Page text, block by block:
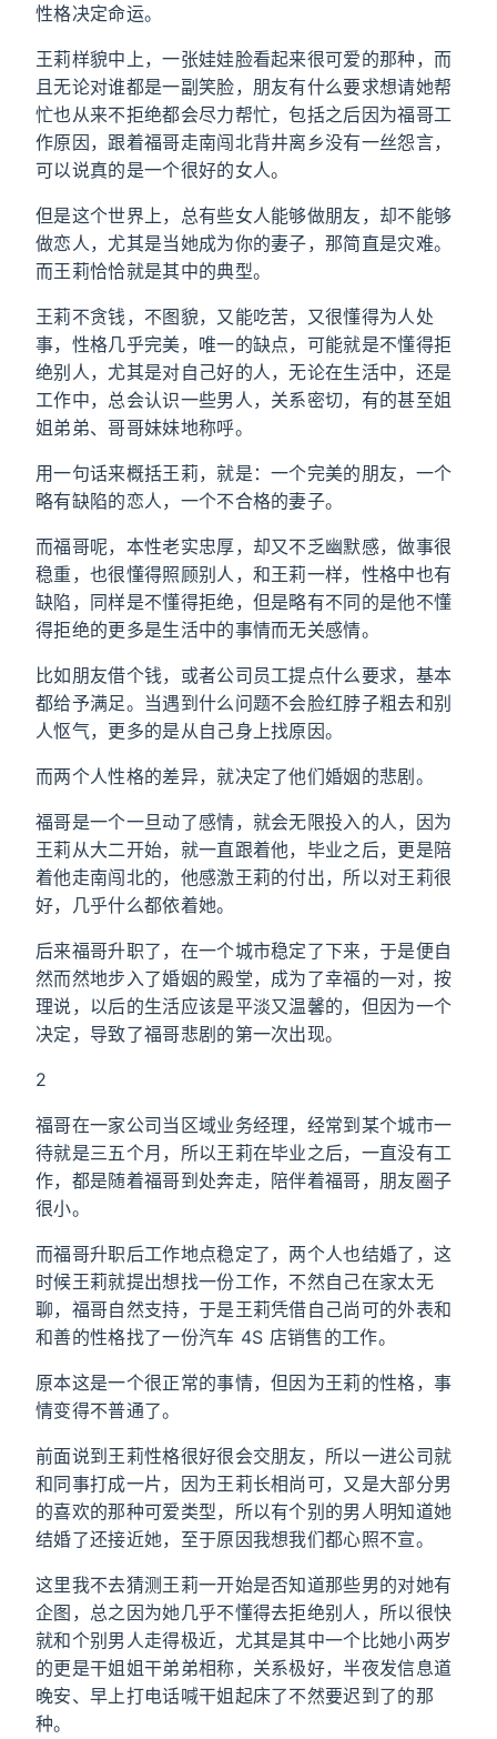
性格决定命运。
王莉样貌中上，一张娃娃脸看起来很可爱的那种，而
且无论对谁都是一副笑脸，朋友有什么要求想请她帮
忙也从来不拒绝都会尽力帮忙，包括之后因为福哥工
作原因，跟着福哥走南闯北背井离乡没有一丝怨言，
可以说真的是一个很好的女人。
但是这个世界上，总有些女人能够做朋友，却不能够
做恋人，尤其是当她成为你的妻子，那简直是灾难。
而王莉恰恰就是其中的典型。
王莉不贪钱，不图貌，又能吃苦，又很懂得为人处
事，性格几乎完美，唯一的缺点，可能就是不懂得拒
绝别人，尤其是对自己好的人，无论在生活中，还是
工作中，总会认识一些男人，关系密切，有的甚至姐
姐弟弟、哥哥妹妹地称呼。
用一句话来概括王莉，就是：一个完美的朋友，一个
略有缺陷的恋人，一个不合格的妻子。
而福哥呢，本性老实忠厚，却又不乏幽默感，做事很
稳重，也很懂得照顾别人，和王莉一样，性格中也有
缺陷，同样是不懂得拒绝，但是略有不同的是他不懂
得拒绝的更多是生活中的事情而无关感情。
比如朋友借个钱，或者公司员工提点什么要求，基本
都给予满足。当遇到什么问题不会脸红脖子粗去和别
人怄气，更多的是从自己身上找原因。
而两个人性格的差异，就决定了他们婚姻的悲剧。
福哥是一个一旦动了感情，就会无限投入的人，因为
王莉从大二开始，就一直跟着他，毕业之后，更是陪
着他走南闯北的，他感激王莉的付出，所以对王莉很
好，几乎什么都依着她。
后来福哥升职了，在一个城市稳定了下来，于是便自
然而然地步入了婚姻的殿堂，成为了幸福的一对，按
理说，以后的生活应该是平淡又温馨的，但因为一个
决定，导致了福哥悲剧的第一次出现。
2
福哥在一家公司当区域业务经理，经常到某个城市一
待就是三五个月，所以王莉在毕业之后，一直没有工
作，都是随着福哥到处奔走，陪伴着福哥，朋友圈子
很小。
而福哥升职后工作地点稳定了，两个人也结婚了，这
时候王莉就提出想找一份工作，不然自己在家太无
聊，福哥自然支持，于是王莉凭借自己尚可的外表和
和善的性格找了一份汽车 4S 店销售的工作。
原本这是一个很正常的事情，但因为王莉的性格，事
情变得不普通了。
前面说到王莉性格很好很会交朋友，所以一进公司就
和同事打成一片，因为王莉长相尚可，又是大部分男
的喜欢的那种可爱类型，所以有个别的男人明知道她
结婚了还接近她，至于原因我想我们都心照不宣。
这里我不去猜测王莉一开始是否知道那些男的对她有
企图，总之因为她几乎不懂得去拒绝别人，所以很快
就和个别男人走得极近，尤其是其中一个比她小两岁
的更是干姐姐干弟弟相称，关系极好，半夜发信息道
晚安、早上打电话喊干姐起床了不然要迟到了的那
种。